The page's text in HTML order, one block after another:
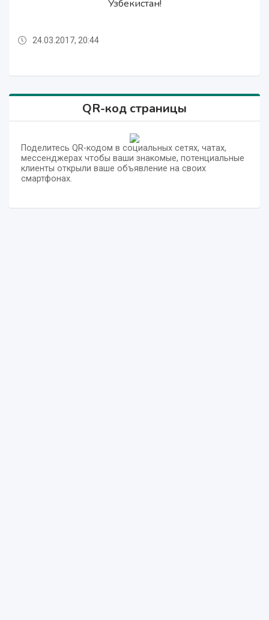
Саженцы.
Узбекистан!
Саженцы.
Узбекистан!
24.03.2017, 20:44
QR-код страницы
Поделитесь QR-кодом в социальных сетях, чатах,
мессенджерах чтобы ваши знакомые, потенциальные
клиенты открыли ваше объявление на своих
смартфонах.